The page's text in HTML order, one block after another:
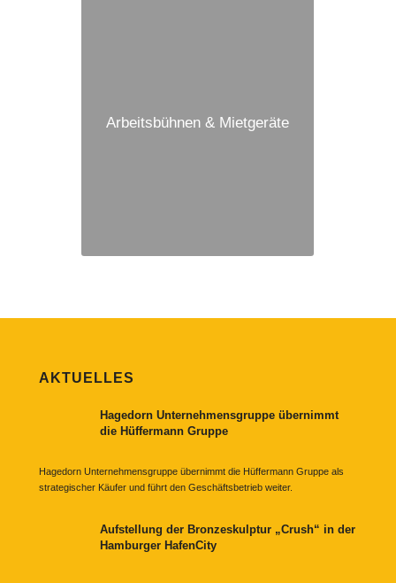
Arbeitsbühnen & Mietgeräte
AKTUELLES
Hagedorn Unternehmensgruppe übernimmt
die Hüffermann Gruppe
Hagedorn Unternehmensgruppe übernimmt die Hüffermann Gruppe als
strategischer Käufer und führt den Geschäftsbetrieb weiter.
Aufstellung der Bronzeskulptur „Crush“ in der
Hamburger HafenCity